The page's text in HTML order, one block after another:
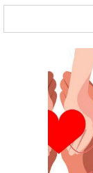
07 СЕРПНЯ
20:55
На
Черкаси
ліцею
На
ділянок,
стали
Зарядка,